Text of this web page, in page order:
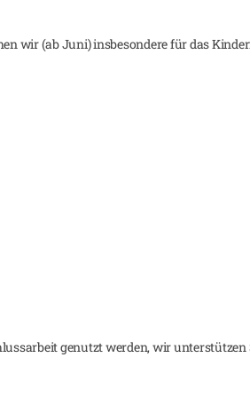
wir (ab Juni) insbesondere für das
genutzt werden, wir unterstützen